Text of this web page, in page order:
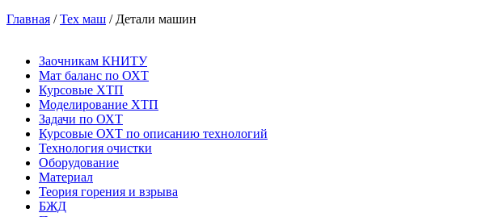
Главная /Тех маш / Детали машин
Заочникам КНИТУ
Мат баланс по ОХТ
Курсовые ХТП
Моделирование ХТП
Задачи по ОХТ
Курсовые ОХТ по описанию технологий
Технология очистки
Оборудование
Материал
Теория горения и взрыва
БЖД